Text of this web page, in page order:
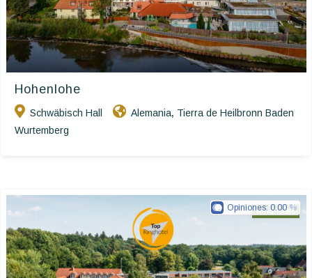
Hohenlohe
Schwäbisch Hall Alemania, Tierra de Heilbronn Baden
Wurtemberg
Ringhotels
Opiniones: 0.00